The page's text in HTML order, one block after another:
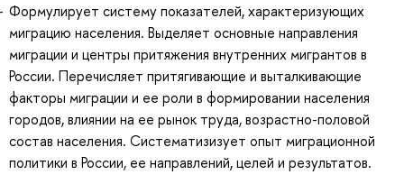
Формулирует систему показателей, характеризующих
миграцию населения. Выделяет основные направления
миграции и центры притяжения внутренних мигрантов в
России. Перечисляет притягивающие и выталкивающие
факторы миграции и ее роли в формировании населения
городов, влиянии на ее рынок труда, возрастно-половой
состав населения. Систематизизует опыт миграционной
политики в России, ее направлений, целей и результатов.